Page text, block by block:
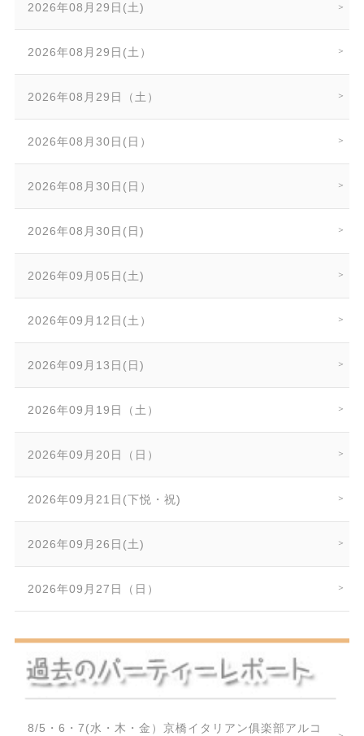
2026年08月29日(土)
2026年08月29日(土）
2026年08月29日（土）
2026年08月30日(日）
2026年08月30日(日）
2026年08月30日(日)
2026年09月05日(土)
2026年09月12日(土）
2026年09月13日(日)
2026年09月19日（土）
2026年09月20日（日）
2026年09月21日(下悦・祝)
2026年09月26日(土)
2026年09月27日（日）
8/5・6・7(水・木・金）京橋イタリアン俱楽部アルコ